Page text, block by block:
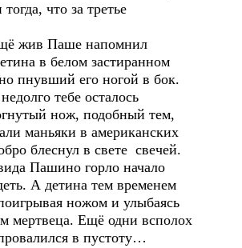
что за третье
жив Паше напомнил
в белом застиранном
пнувший его ногой в бок.
тебе осталось
нож, подобный тем,
маньяки в американских
блеснул в свете свечей.
Пашино горло начало
А детина тем временем
ножом и улыбаясь
мертвеца. Ещё одни всполох
в пустоту…